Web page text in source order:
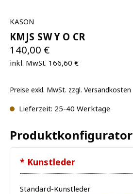
KASON
KMJS SW Y O CR
140,00 €
inkl. MwSt. 166,60 €
Preise exkl. MwSt. zzgl. Versandkosten
Lieferzeit: 25-40 Werktage
Produktkonfigurator
* Kunstleder
Standard-Kunstleder